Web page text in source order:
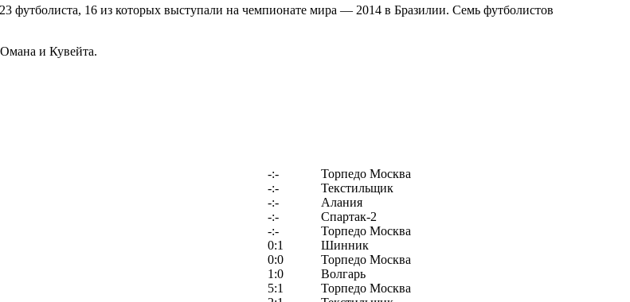
футболиста, 16 из которых выступали на чемпионате мира — 2014 в Бразилии. Семь футболистов
и Кувейта.
-:-
Торпедо Москва
-:-
Текстильщик
-:-
Алания
-:-
Спартак-2
-:-
Торпедо Москва
0:1
Шинник
0:0
Торпедо Москва
1:0
Волгарь
5:1
Торпедо Москва